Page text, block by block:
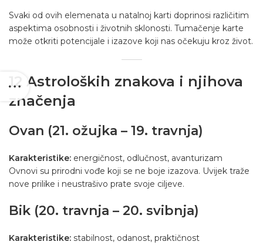
Svaki od ovih elemenata u natalnoj karti doprinosi različitim
aspektima osobnosti i životnih sklonosti. Tumačenje karte
može otkriti potencijale i izazove koji nas očekuju kroz život.
12 Astroloških znakova i njihova
značenja
Ovan (21. ožujka – 19. travnja)
Karakteristike: energičnost, odlučnost, avanturizam
Ovnovi su prirodni vođe koji se ne boje izazova. Uvijek traže
nove prilike i neustrašivo prate svoje ciljeve.
Bik (20. travnja – 20. svibnja)
Karakteristike: stabilnost, odanost, praktičnost